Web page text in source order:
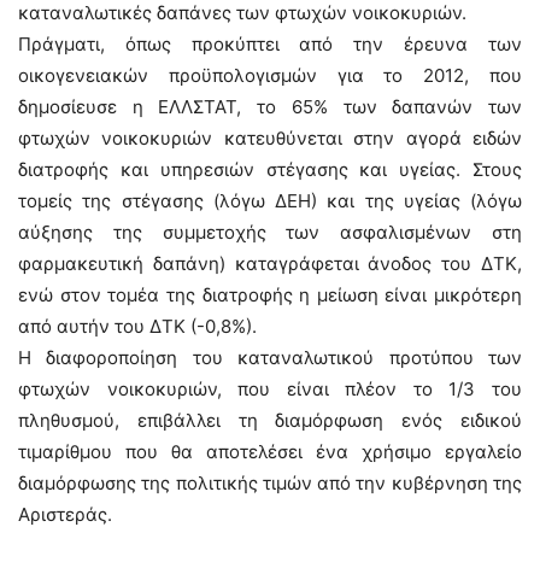
καταναλωτικές δαπάνες των φτωχών νοικοκυριών.
Πράγματι, όπως προκύπτει από την έρευνα των
οικογενειακών προϋπολογισμών για το 2012, που
δημοσίευσε η ΕΛΛΣΤΑΤ, το 65% των δαπανών των
φτωχών νοικοκυριών κατευθύνεται στην αγορά ειδών
διατροφής και υπηρεσιών στέγασης και υγείας. Στους
τομείς της στέγασης (λόγω ΔΕΗ) και της υγείας (λόγω
αύξησης της συμμετοχής των ασφαλισμένων στη
φαρμακευτική δαπάνη) καταγράφεται άνοδος του ΔΤΚ,
ενώ στον τομέα της διατροφής η μείωση είναι μικρότερη
από αυτήν του ΔΤΚ (-0,8%).
Η διαφοροποίηση του καταναλωτικού προτύπου των
φτωχών νοικοκυριών, που είναι πλέον το 1/3 του
πληθυσμού, επιβάλλει τη διαμόρφωση ενός ειδικού
τιμαρίθμου που θα αποτελέσει ένα χρήσιμο εργαλείο
διαμόρφωσης της πολιτικής τιμών από την κυβέρνηση της
Αριστεράς.